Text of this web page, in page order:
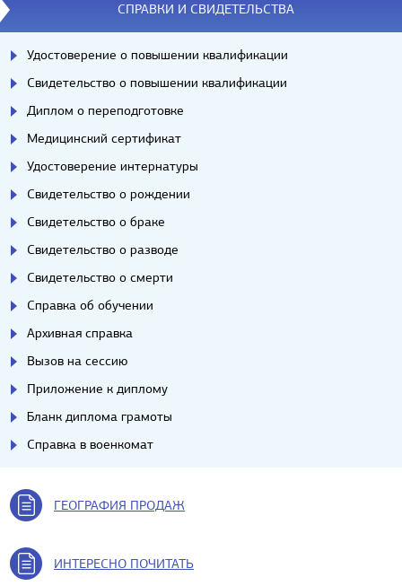
СПРАВКИ И СВИДЕТЕЛЬСТВА
Удостоверение о повышении квалификации
Свидетельство о повышении квалификации
Диплом о переподготовке
Медицинский сертификат
Удостоверение интернатуры
Свидетельство о рождении
Свидетельство о браке
Свидетельство о разводе
Свидетельство о смерти
Справка об обучении
Архивная справка
Вызов на сессию
Приложение к диплому
Бланк диплома грамоты
Справка в военкомат
ГЕОГРАФИЯ ПРОДАЖ
ИНТЕРЕСНО ПОЧИТАТЬ